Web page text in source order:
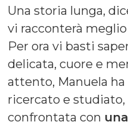
Una storia lunga,
vi racconterà
Per ora vi basti
delicata, cuore e
attento, Manuela
ricercato e studiato,
confrontata con